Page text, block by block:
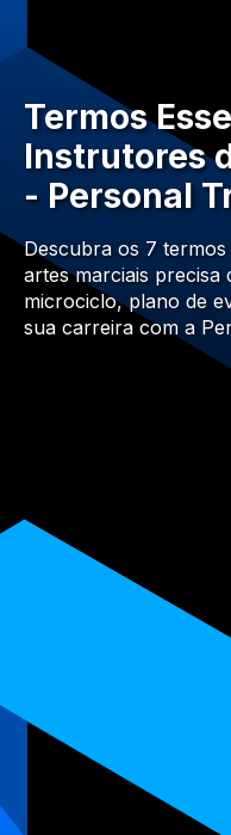
Termos
Instrutores
- Personal
Descubra os 7
artes marciais precisa
microciclo, plano de
sua carreira com a